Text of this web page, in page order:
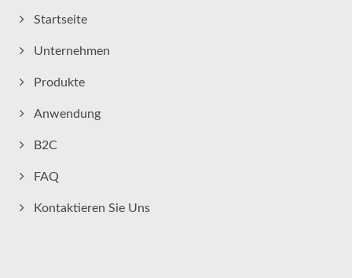
Startseite
Unternehmen
Produkte
Anwendung
B2C
FAQ
Kontaktieren Sie Uns